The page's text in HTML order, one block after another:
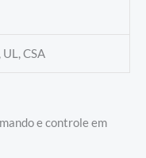
CSA
e controle em